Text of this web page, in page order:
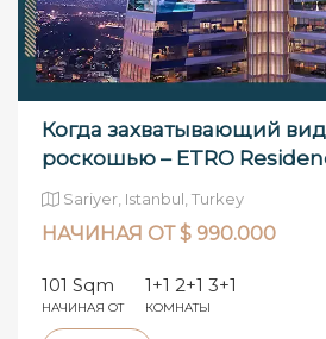
Когда захватывающий вид
роскошью – ETRO
Sariyer, Istanbul, Turkey
НАЧИНАЯ ОТ $ 990.000
101 Sqm
НАЧИНАЯ ОТ
1+1 2+1 3+1
КОМНАТЫ